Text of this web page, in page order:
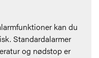
kan du
Standardalarmer
og nødstop er